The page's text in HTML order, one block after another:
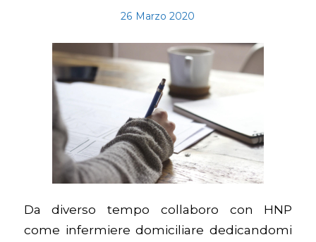
26 Marzo 2020
Da diverso tempo collaboro con HNP
come infermiere domiciliare dedicandomi